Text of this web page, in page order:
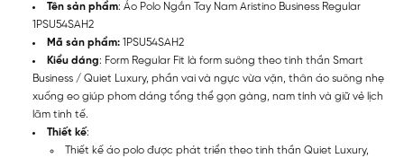
Tên sản phẩm: Áo Polo Ngắn Tay Nam Aristino Business Regular
1PSU54SAH2
Mã sản phẩm: 1PSU54SAH2
Kiểu dáng: Form Regular Fit là form suông theo tinh thần Smart
Business / Quiet Luxury, phần vai và ngực vừa vặn, thân áo suông nhẹ
xuống eo giúp phom dáng tổng thể gọn gàng, nam tính và giữ vẻ lịch
lãm tinh tế.
Thiết kế:
Thiết kế áo polo được phát triển theo tinh thần Quiet Luxury,